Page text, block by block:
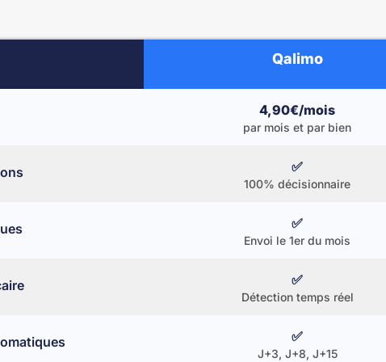
Qalimo
4,90€/mois
par mois et par bien
✅
100% décisionnaire
✅
Envoi le 1er du mois
✅
Détection temps réel
✅
J+3, J+8, J+15